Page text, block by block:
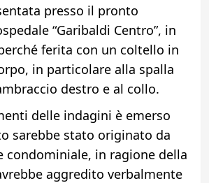
presso il pronto
“Garibaldi Centro”, in
ferita con un coltello in
in particolare alla spalla
destro e al collo.
delle indagini è emerso
sarebbe stato originato da
condominiale, in ragione della
aggredito verbalmente